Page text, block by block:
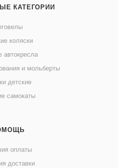
КАТЕГОРИИ
коляски
автокресла
и мольберты
детские
самокаты
оплаты
доставки